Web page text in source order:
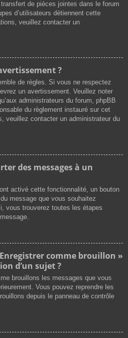
de pièces jointes dans le forum
d’utilisateurs détiennent cette
veuillez contacter un
?
de règles. Si vous ne respectez
un avertissement. Veuillez noter
administrateurs du forum, phpBB
du règlement instauré sur cet
veuillez contacter un administrateur du
des messages à un
activé cette fonctionnalité, un bouton
message que vous souhaitez
vous trouverez toutes les étapes
comme brouillon »
d’un sujet ?
brouillons les messages que vous
Vous pouvez reprendre les
depuis le panneau de contrôle